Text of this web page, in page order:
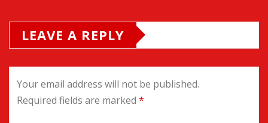
LEAVE A REPLY
Your email address will not be published.
Required fields are marked *